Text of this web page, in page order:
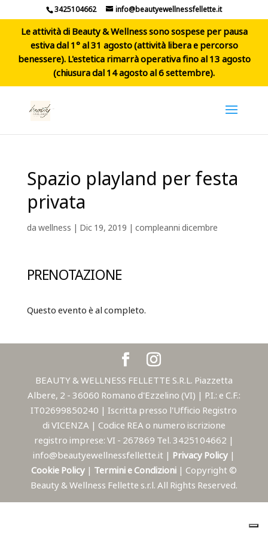
3425104662 info@beautyewellnessfellette.it
Le attività di Beauty & Wellness sono sospese per pausa
estiva dal 1° al 31 agosto (attività libera e percorso
benessere). L'estetica rimarrà operativa fino al 13 agosto
(chiusura dal 14 agosto al 6 settembre).
Spazio playland per festa
privata
dawellness | Dic 19, 2019 | compleanni dicembre
PRENOTAZIONE
Questo evento è al completo.
BEAUTY & WELLNESS FELLETTE S.R.L. Piazzetta
Albere, 2 - 36060 Romano d'Ezzelino (VI) | P.I.: e C.F.:
IT02699850240 | Iscritta presso l'Ufficio Registro
di VICENZA | Codice REA o numero iscrizione
registro imprese: VI - 267869 Tel. 3425104662 |
info@beautyewellnessfellette.it | Privacy Policy |
Cookie Policy | Termini e Condizioni | Copyright ©
Beauty & Wellness Fellette s.r.l. All Rights Reserved.